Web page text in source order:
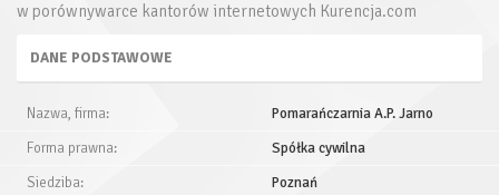
w porównywarce kantorów internetowych Kurencja.com
DANE PODSTAWOWE
Nazwa, firma:
Pomarańczarnia A.P. Jarno
Forma prawna:
Spółka cywilna
Siedziba:
Poznań